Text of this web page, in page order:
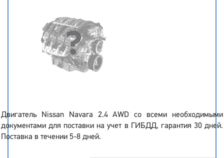
Двигатель Nissan Navara 2.4 AWD со всеми необходимыми
документами для поставки на учет в ГИБДД, гарантия 30 дней.
Поставка в течении 5-8 дней.